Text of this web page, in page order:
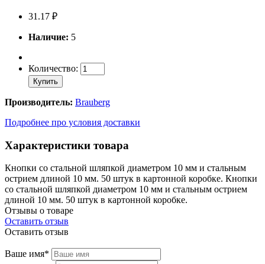
31.17 ₽
Наличие: 5
Количество:
Купить
Производитель: Brauberg
Подробнее про условия доставки
Характеристики товара
Кнопки со стальной шляпкой диаметром 10 мм и стальным
острием длиной 10 мм. 50 штук в картонной коробке. Кнопки
со стальной шляпкой диаметром 10 мм и стальным острием
длиной 10 мм. 50 штук в картонной коробке.
Отзывы о товаре
Оставить отзыв
Оставить отзыв
Ваше имя*